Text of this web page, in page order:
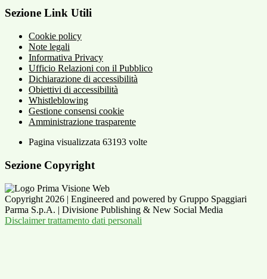
Sezione Link Utili
Cookie policy
Note legali
Informativa Privacy
Ufficio Relazioni con il Pubblico
Dichiarazione di accessibilità
Obiettivi di accessibilità
Whistleblowing
Gestione consensi cookie
Amministrazione trasparente
Pagina visualizzata 63193 volte
Sezione Copyright
Copyright 2026 | Engineered and powered by Gruppo Spaggiari
Parma S.p.A. | Divisione Publishing & New Social Media
Disclaimer trattamento dati personali